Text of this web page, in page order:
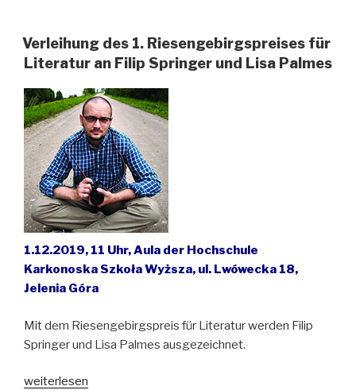
Museum
zu
Verleihung des 1. Riesengebirgspreises für
Literatur an Filip Springer und Lisa Palmes
1.12.2019, 11 Uhr,Aula der Hochschule
Karkonoska Szkoła Wyższa, ul. Lwówecka 18,
Jelenia Góra
Mit dem Riesengebirgspreis für Literatur werden Filip
Springer und Lisa Palmes ausgezeichnet.
„Verleihung
weiterlesen